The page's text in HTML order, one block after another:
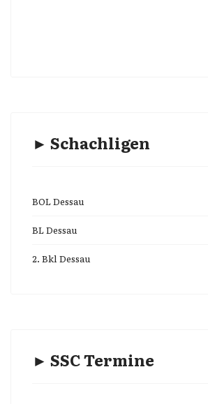
► Schachligen
BOL Dessau
BL Dessau
2. Bkl Dessau
► SSC Termine